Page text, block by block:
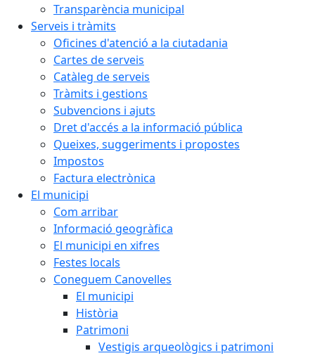
Transparència municipal
Serveis i tràmits
Oficines d'atenció a la ciutadania
Cartes de serveis
Catàleg de serveis
Tràmits i gestions
Subvencions i ajuts
Dret d'accés a la informació pública
Queixes, suggeriments i propostes
Impostos
Factura electrònica
El municipi
Com arribar
Informació geogràfica
El municipi en xifres
Festes locals
Coneguem Canovelles
El municipi
Història
Patrimoni
Vestigis arqueològics i patrimoni